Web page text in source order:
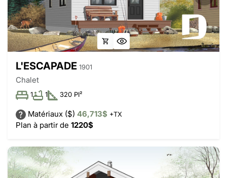
L'ESCAPADE 1901
Chalet
1 1 320 PI²
Matériaux ($) 46,713$ +TX
Plan à partir de 1220$